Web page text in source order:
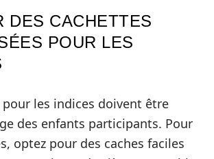
DES CACHETTES
POUR LES
pour les indices doivent être
des enfants participants. Pour
optez pour des caches faciles